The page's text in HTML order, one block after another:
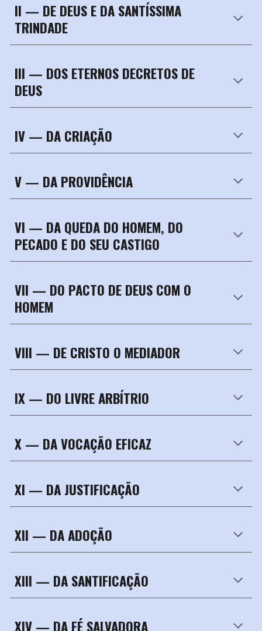
II — DE DEUS E DA SANTÍSSIMA
TRINDADE
III — DOS ETERNOS DECRETOS DE
DEUS
IV — DA CRIAÇÃO
V — DA PROVIDÊNCIA
VI — DA QUEDA DO HOMEM, DO
PECADO E DO SEU CASTIGO
VII — DO PACTO DE DEUS COM O
HOMEM
VIII — DE CRISTO O MEDIADOR
IX — DO LIVRE ARBÍTRIO
X — DA VOCAÇÃO EFICAZ
XI — DA JUSTIFICAÇÃO
XII — DA ADOÇÃO
XIII — DA SANTIFICAÇÃO
XIV — DA FÉ SALVADORA